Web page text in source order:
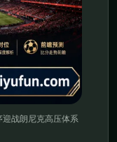
战朗尼克高压体系